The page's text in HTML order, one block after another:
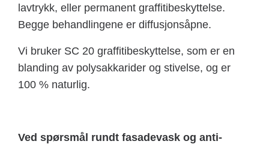
lavtrykk, eller permanent graffitibeskyttelse.
Begge behandlingene er diffusjonsåpne.
Vi bruker SC 20 graffitibeskyttelse, som er en
blanding av polysakkarider og stivelse, og er
100 % naturlig.
Ved spørsmål rundt fasadevask og anti-